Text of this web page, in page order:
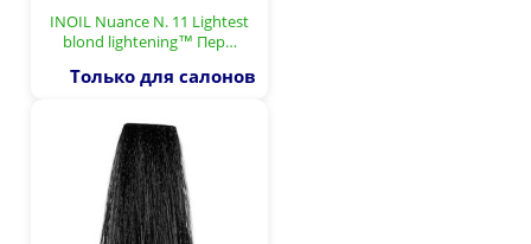
INOIL Nuance N. 11 Lightest
blond lightening™ Пер…
Только для салонов